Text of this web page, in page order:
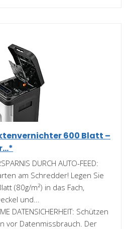
600 Blatt –
DURCH AUTO-FEED:
am Schredder! Legen Sie
(80g/m²) in das Fach,
und...
DATENSICHERHEIT: Schützen
vor Datenmissbrauch. Der